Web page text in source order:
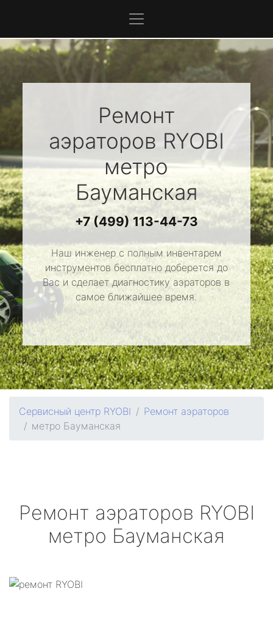
Ремонт
аэраторов RYOBI
метро
Бауманская
+7 (499) 113-44-73
Наш инженер с полным инвентарем
инструментов бесплатно доберется до
Вас и сделает диагностику аэраторов в
самое ближайшее время.
Сервисный центр RYOBI
Ремонт аэраторов
метро Бауманская
Ремонт аэраторов RYOBI
метро Бауманская